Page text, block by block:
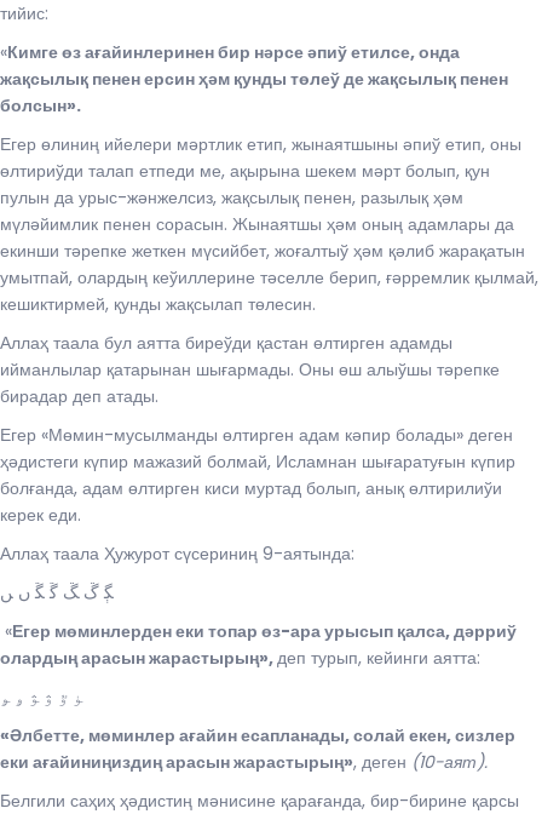
тийис:
«Кимге өз ағайинлеринен бир нәрсе әпиў етилсе, онда
жақсылық пенен ерсин ҳәм қунды төлеў де жақсылық пенен
болсын».
Егер өлиниң ийелери мәртлик етип, жынаятшыны әпиў етип, оны
өлтириўди талап етпеди ме, ақырына шекем мәрт болып, қун
пулын да урыс-жәнжелсиз, жақсылық пенен, разылық ҳәм
мүләйимлик пенен сорасын. Жынаятшы ҳәм оның адамлары да
екинши тәрепке жеткен мүсийбет, жоғалтыў ҳәм қәлиб жарақатын
умытпай, олардың кеўиллерине тәселле берип, ғәрремлик қылмай,
кешиктирмей, қунды жақсылап төлесин.
Аллаҳ таала бул аятта биреўди қастан өлтирген адамды
ийманлылар қатарынан шығармады. Оны өш алыўшы тәрепке
бирадар деп атады.
Егер «Мөмин-мусылманды өлтирген адам кәпир болады» деген
ҳәдистеги күпир мажазий болмай, Исламнан шығаратуғын күпир
болғанда, адам өлтирген киси муртад болып, анық өлтирилиўи
керек еди.
Аллаҳ таала Ҳужурот сүсериниң 9-аятында:
ﮙ ﮚ ﮛ ﮜ ﮝ ﮞ ﮟ
«Егер мөминлерден еки топар өз-ара урысып қалса, дәрриў
олардың арасын жарастырың»,деп турып, кейинги аятта:
ﯜ ﯝ ﯞ ﯟ ﯠ ﯡ
«Әлбетте, мөминлер ағайин есапланады, солай екен, сизлер
еки ағайиниңиздиң арасын жарастырың», деген (10-аят).
Белгили саҳиҳ ҳәдистиң мәнисине қарағанда, бир-бирине қарсы